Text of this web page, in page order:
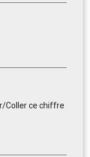
Coller ce chiffre